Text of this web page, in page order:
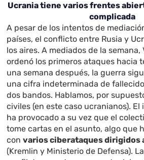
Ucrania tiene varios frentes
complicada
A pesar de los intentos de
países, el conflicto entre Rusia y
los aires. A mediados de la
ordenó los primeros ataques hacia
una semana después, la guerra
una cifra indeterminada de
dos bandos. Hablamos, por
civiles (en este caso ucranianos). El
ha provocado a su vez que el
tome cartas en el asunto, algo que
convarios ciberataques dirigidos
(Kremlin y Ministerio de Defensa).